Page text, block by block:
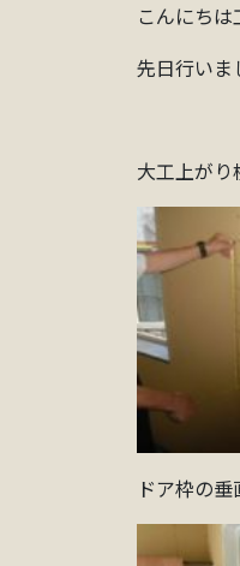
こんにち
先日行いま
大工上が
ドア枠の